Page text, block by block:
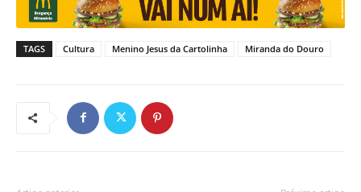
TAGS Cultura Menino Jesus da Cartolinha Miranda do Douro